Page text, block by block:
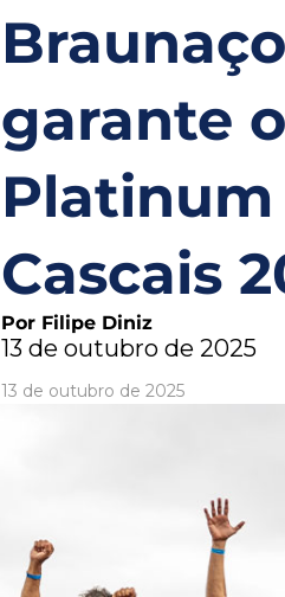
garante
Platinum
Cascais
Por Filipe Diniz
13 de outubro de 2025
13 de outubro de 2025